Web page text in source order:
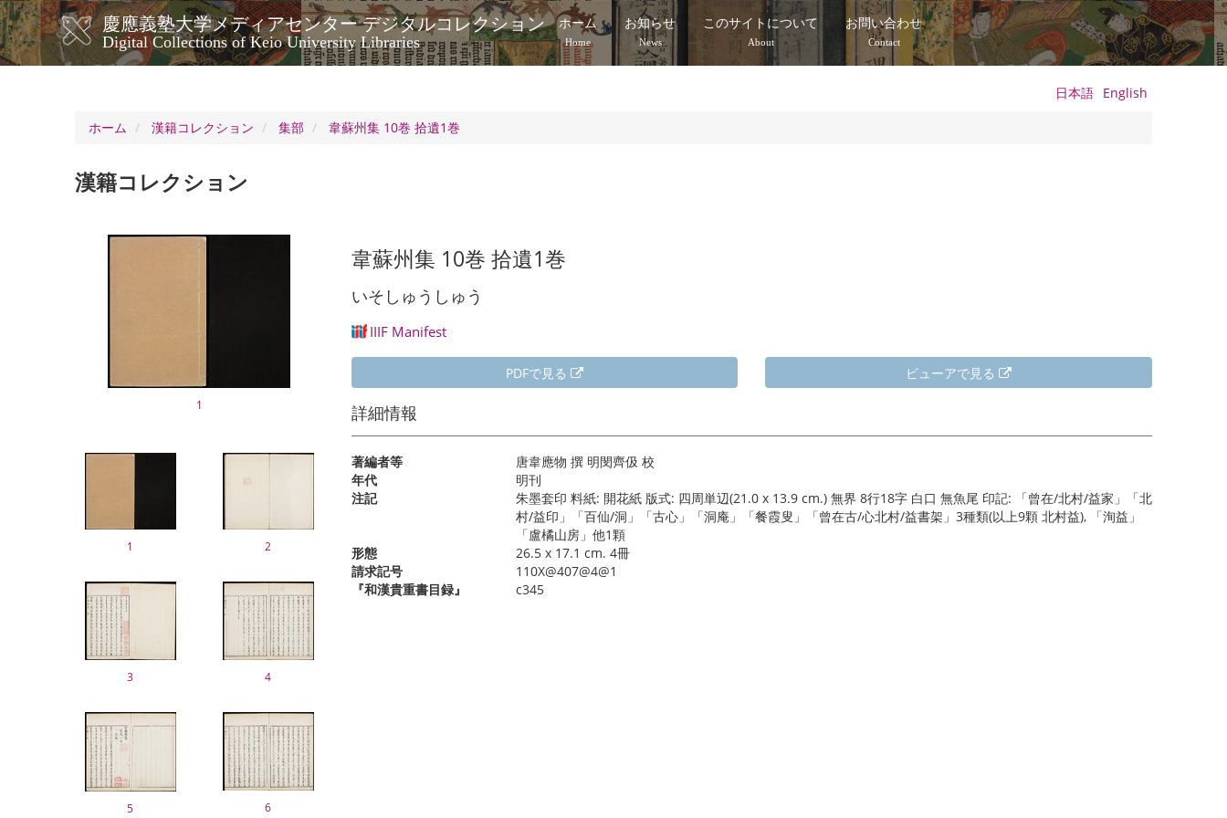
メ
イ
ン
コ
慶應義塾大学メディアセンター デジタルコレクション
Digital Collections of Keio University Libraries
メ
イ
ビ
ー
シ
ホーム
Home
お知らせ
News
このサイトについて
About
お問い合わせ
Contact
日本語 English
ホーム
漢籍コレクション 集部 韋蘇州集 10巻 拾遺1巻
漢籍コレクション
1
1 2
3 4
5 6
韋蘇州集 10巻 拾遺1巻
いそしゅうしゅう
IIIF Manifest
PDFで見る ビューアで見る
詳細情報
著編者等
唐韋應物 撰 明閔齊伋 校
年代
明刊
注記
朱墨套印 料紙: 開花紙 版式: 四周単辺(21.0 x 13.9 cm.) 無界 8行18字 白口 無魚尾 印記: 「曾在/北村/益家」「北
村/益印」「百仙/洞」「古心」「洞庵」「餐霞叟」「曾在古/心北村/益書架」3種類(以上9顆 北村益), 「洵益」
「盧橘山房」他1顆
形態
26.5 x 17.1 cm. 4冊
請求記号
110X@407@4@1
『和漢貴重書目録』
c345